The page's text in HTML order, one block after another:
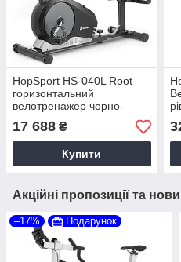
HopSport HS-040L Root
горизонтальний
велотренажер чорно-
сріблястий
17 688 ₴
Купити
Акційні пропозиції та
–17% Подарунок